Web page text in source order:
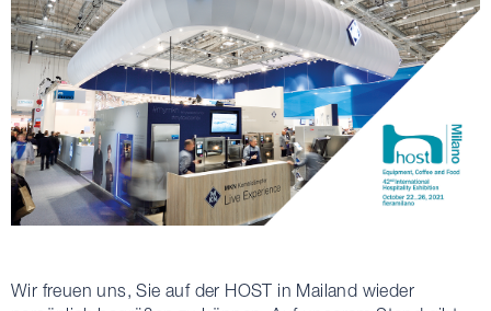
Wir freuen uns, Sie auf der HOST in Mailand wieder